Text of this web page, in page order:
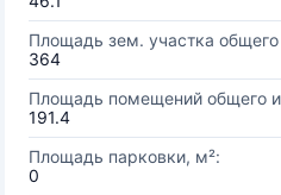
Площадь зем. участка
364
Площадь помещений общего
191.4
Площадь парковки, м²:
0